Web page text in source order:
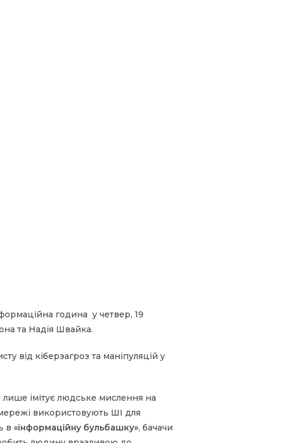
година у четвер, 19
та Надія Швайка.
від кіберзагроз та маніпуляцій у
лише імітує людське мислення на
використовують ШІ для
в «інформаційну бульбашку», бачачи